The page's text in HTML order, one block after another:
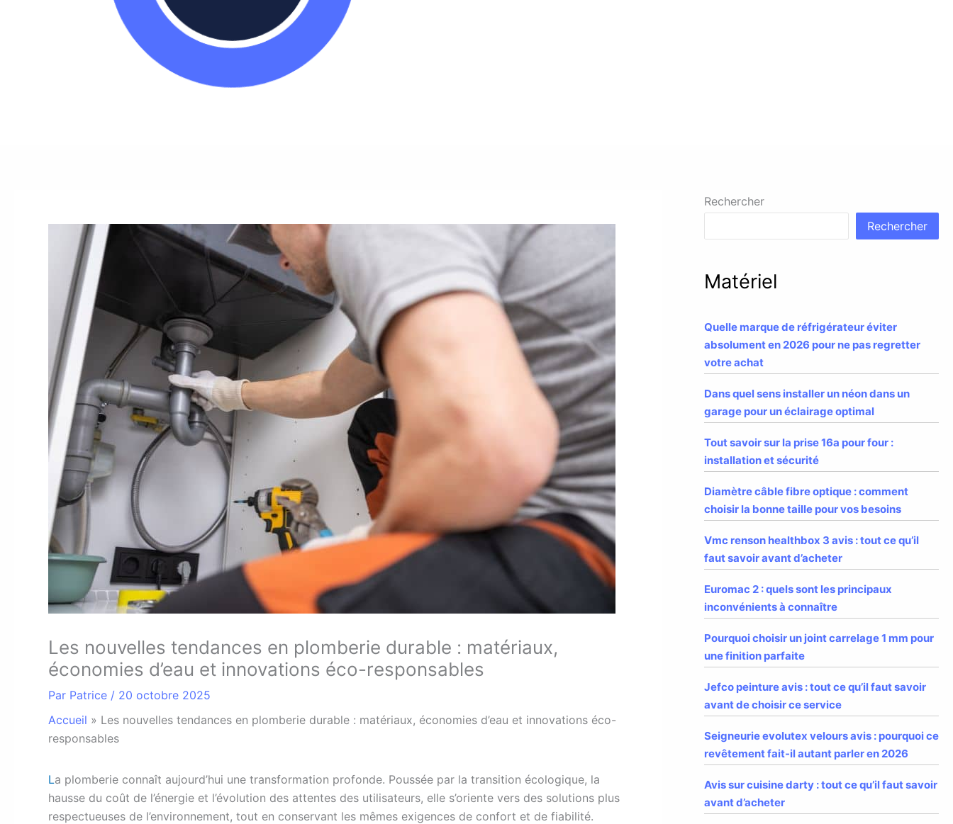
Les nouvelles tendances en plomberie durable : matériaux,
économies d’eau et innovations éco-responsables
Par Patrice / 20 octobre 2025
Accueil » Les nouvelles tendances en plomberie durable : matériaux, économies d’eau et innovations éco-
responsables
La plomberie connaît aujourd’hui une transformation profonde. Poussée par la transition écologique, la
hausse du coût de l’énergie et l’évolution des attentes des utilisateurs, elle s’oriente vers des solutions plus
respectueuses de l’environnement, tout en conservant les mêmes exigences de confort et de fiabilité.
Rechercher
Rechercher
Matériel
Quelle marque de réfrigérateur éviter
absolument en 2026 pour ne pas regretter
votre achat
Dans quel sens installer un néon dans un
garage pour un éclairage optimal
Tout savoir sur la prise 16a pour four :
installation et sécurité
Diamètre câble fibre optique : comment
choisir la bonne taille pour vos besoins
Vmc renson healthbox 3 avis : tout ce qu’il
faut savoir avant d’acheter
Euromac 2 : quels sont les principaux
inconvénients à connaître
Pourquoi choisir un joint carrelage 1 mm pour
une finition parfaite
Jefco peinture avis : tout ce qu’il faut savoir
avant de choisir ce service
Seigneurie evolutex velours avis : pourquoi ce
revêtement fait-il autant parler en 2026
Avis sur cuisine darty : tout ce qu’il faut savoir
avant d’acheter